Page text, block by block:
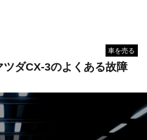
車を売る
ツダCX-3のよくある故障